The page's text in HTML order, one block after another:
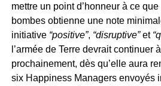
mettre un point d’honneur à ce
bombes obtienne une note
initiative “positive”, “disruptive”et
l’armée de Terre devrait continuer
prochainement, dès qu’elle aura
six Happiness Managers envoyés